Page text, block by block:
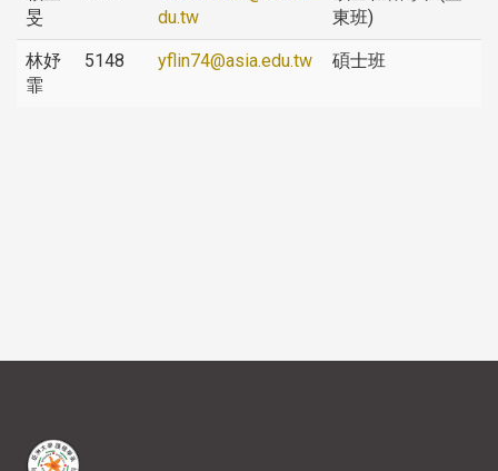
旻
du.tw
東班)
林妤
霏
5148 yflin74@asia.edu.tw 碩士班